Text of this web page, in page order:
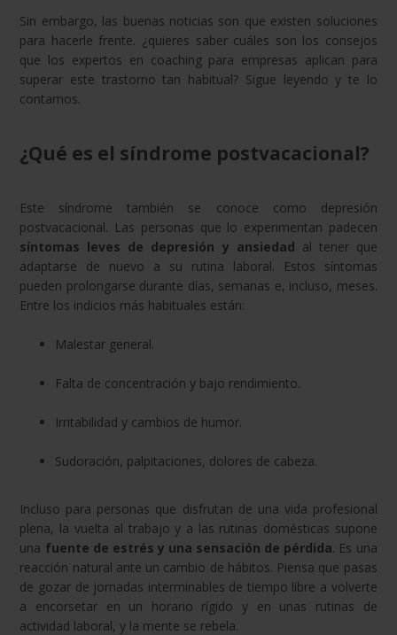
Sin embargo, las buenas noticias son que existen soluciones
para hacerle frente. ¿quieres saber cuáles son los consejos
que los expertos en coaching para empresas aplican para
superar este trastorno tan habitual? Sigue leyendo y te lo
contamos.
¿Qué es el síndrome postvacacional?
Este síndrome también se conoce como depresión
postvacacional. Las personas que lo experimentan padecen
síntomas leves de depresión y ansiedad al tener que
adaptarse de nuevo a su rutina laboral. Estos síntomas
pueden prolongarse durante días, semanas e, incluso, meses.
Entre los indicios más habituales están:
Malestar general.
Falta de concentración y bajo rendimiento.
Irritabilidad y cambios de humor.
Sudoración, palpitaciones, dolores de cabeza.
Incluso para personas que disfrutan de una vida profesional
plena, la vuelta al trabajo y a las rutinas domésticas supone
una fuente de estrés y una sensación de pérdida. Es una
reacción natural ante un cambio de hábitos. Piensa que pasas
de gozar de jornadas interminables de tiempo libre a volverte
a encorsetar en un horario rígido y en unas rutinas de
actividad laboral, y la mente se rebela.